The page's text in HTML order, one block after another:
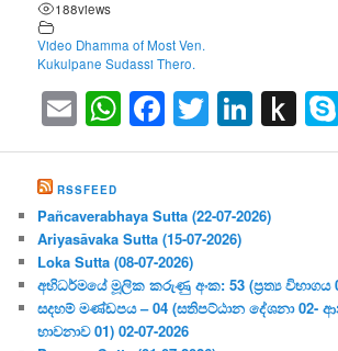
188views
Video Dhamma of Most Ven.
Kukulpane Sudassi Thero.
EmailWhatsApp
Facebook
Twitter
to
RSSFEED
Pañcaverabhaya Sutta (22-07-2026)
Ariyasāvaka Sutta (15-07-2026)
Loka Sutta (08-07-2026)
අභිධර්මයේ මූලික කරුණු අංක: 53 (ප්‍ර‍ත්‍ය විභාගය
සදහම් මණ්ඩපය – 04 (සතිපට්ඨාන දේශනා 02-
භාවනාව 01) 02-07-2026